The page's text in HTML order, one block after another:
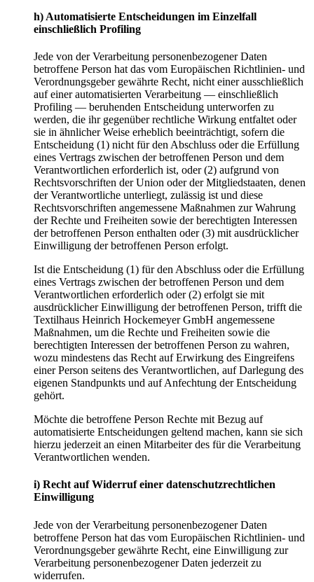
h) Automatisierte Entscheidungen im Einzelfall
einschließlich Profiling
Jede von der Verarbeitung personenbezogener Daten
betroffene Person hat das vom Europäischen Richtlinien- und
Verordnungsgeber gewährte Recht, nicht einer ausschließlich
auf einer automatisierten Verarbeitung — einschließlich
Profiling — beruhenden Entscheidung unterworfen zu
werden, die ihr gegenüber rechtliche Wirkung entfaltet oder
sie in ähnlicher Weise erheblich beeinträchtigt, sofern die
Entscheidung (1) nicht für den Abschluss oder die Erfüllung
eines Vertrags zwischen der betroffenen Person und dem
Verantwortlichen erforderlich ist, oder (2) aufgrund von
Rechtsvorschriften der Union oder der Mitgliedstaaten, denen
der Verantwortliche unterliegt, zulässig ist und diese
Rechtsvorschriften angemessene Maßnahmen zur Wahrung
der Rechte und Freiheiten sowie der berechtigten Interessen
der betroffenen Person enthalten oder (3) mit ausdrücklicher
Einwilligung der betroffenen Person erfolgt.
Ist die Entscheidung (1) für den Abschluss oder die Erfüllung
eines Vertrags zwischen der betroffenen Person und dem
Verantwortlichen erforderlich oder (2) erfolgt sie mit
ausdrücklicher Einwilligung der betroffenen Person, trifft die
Textilhaus Heinrich Hockemeyer GmbH angemessene
Maßnahmen, um die Rechte und Freiheiten sowie die
berechtigten Interessen der betroffenen Person zu wahren,
wozu mindestens das Recht auf Erwirkung des Eingreifens
einer Person seitens des Verantwortlichen, auf Darlegung des
eigenen Standpunkts und auf Anfechtung der Entscheidung
gehört.
Möchte die betroffene Person Rechte mit Bezug auf
automatisierte Entscheidungen geltend machen, kann sie sich
hierzu jederzeit an einen Mitarbeiter des für die Verarbeitung
Verantwortlichen wenden.
i) Recht auf Widerruf einer datenschutzrechtlichen
Einwilligung
Jede von der Verarbeitung personenbezogener Daten
betroffene Person hat das vom Europäischen Richtlinien- und
Verordnungsgeber gewährte Recht, eine Einwilligung zur
Verarbeitung personenbezogener Daten jederzeit zu
widerrufen.